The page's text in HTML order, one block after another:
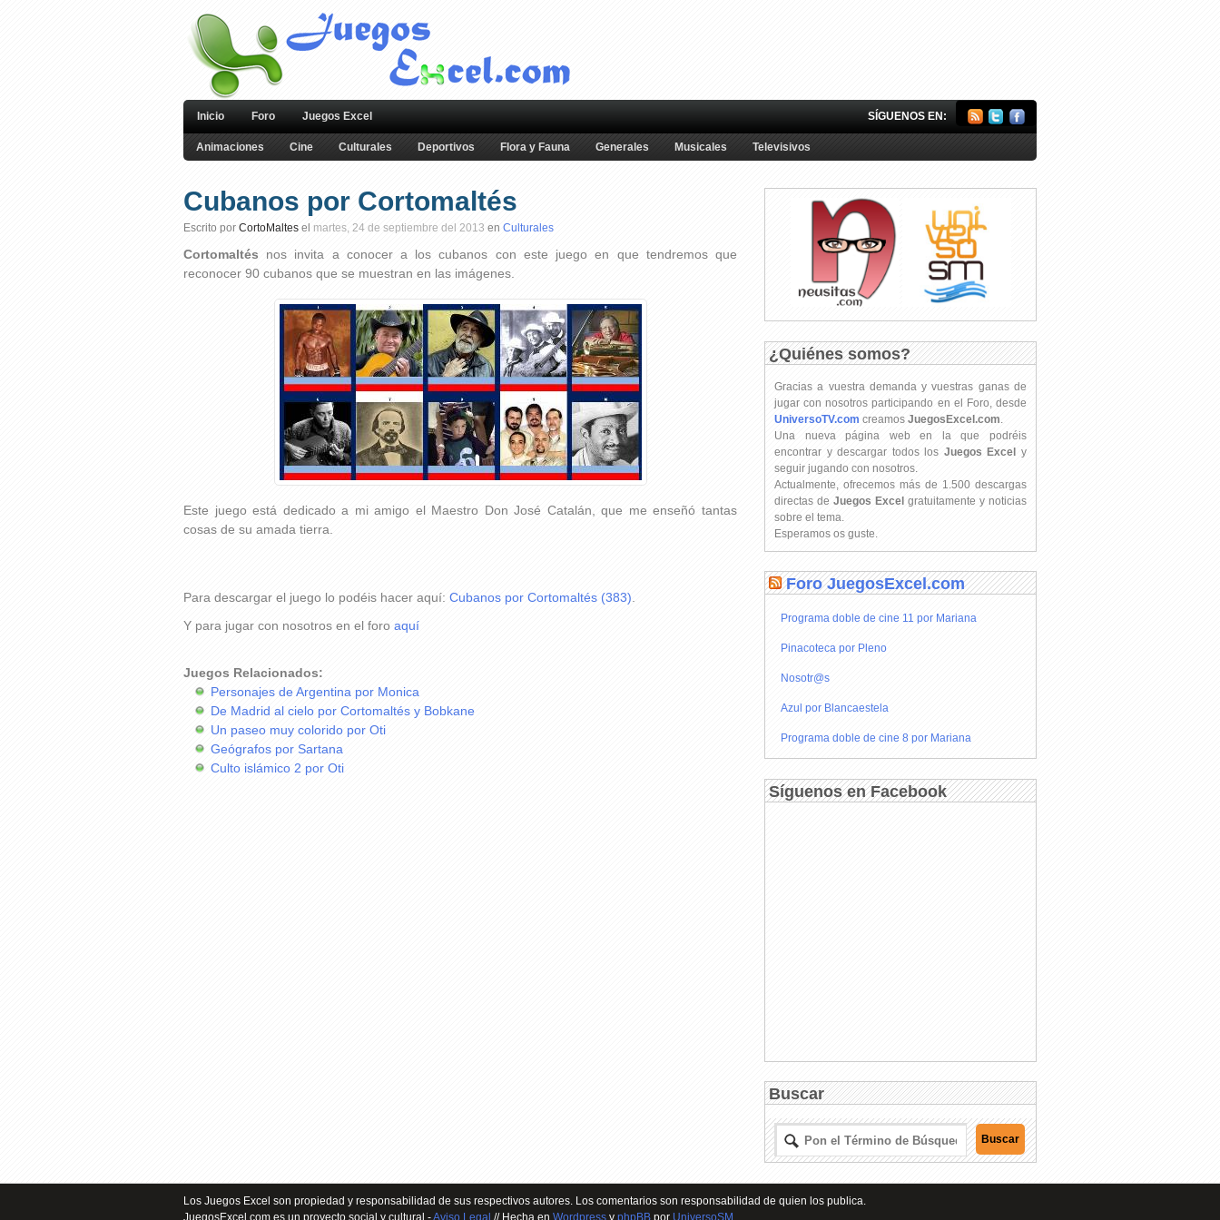
Inicio Foro Juegos Excel SÍGUENOS EN:
Animaciones Cine Culturales Deportivos Flora y Fauna Generales Musicales Televisivos
Cubanos por Cortomaltés
Escrito por CortoMaltes el martes, 24 de septiembre del 2013 en Culturales
Cortomaltés nos invita a conocer a los cubanos con este juego en que tendremos que
reconocer 90 cubanos que se muestran en las imágenes.
Este juego está dedicado a mi amigo el Maestro Don José Catalán, que me enseñó tantas
cosas de su amada tierra.
Para descargar el juego lo podéis hacer aquí: Cubanos por Cortomaltés (383)
Y para jugar con nosotros en el foro aquí
Juegos Relacionados:
Personajes de Argentina por Monica
De Madrid al cielo por Cortomaltés y Bobkane
Un paseo muy colorido por Oti
Geógrafos por Sartana
Culto islámico 2 por Oti
¿Quiénes somos?
Gracias a vuestra demanda y vuestras ganas de
jugar con nosotros participando en el Foro, desde
UniversoTV.com creamos JuegosExcel.com
Una nueva página web en la que podréis
encontrar y descargar todos los Juegos Excel y
seguir jugando con nosotros.
Actualmente, ofrecemos más de 1.500 descargas
directas de Juegos Excel gratuitamente y noticias
sobre el tema.
Esperamos os guste.
Foro JuegosExcel.com
Programa doble de cine 11 por Mariana
Pinacoteca por Pleno
Nosotr@s
Azul por Blancaestela
Programa doble de cine 8 por Mariana
Síguenos en Facebook
Buscar
Los Juegos Excel son propiedad y responsabilidad de sus respectivos autores. Los comentarios son responsabilidad de quien los publica.
JuegosExcel.com es un proyecto social y cultural -Aviso Legal // Hecha en Wordpress y phpBB por UniversoSM